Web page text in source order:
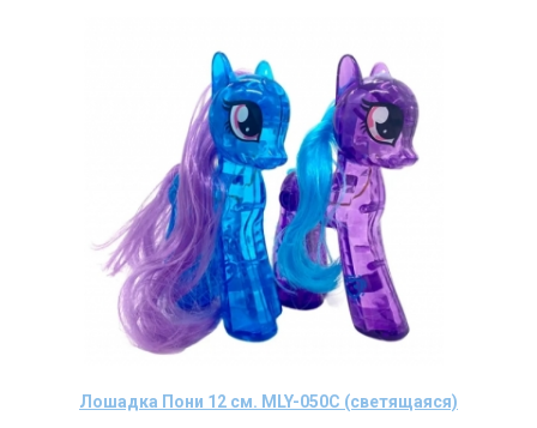
Лошадка Пони 12 см. MLY-050C (светящаяся)